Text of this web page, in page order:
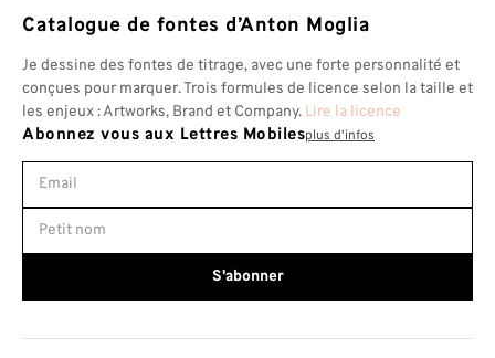
Catalogue de fontes d’Anton Moglia
Je dessine des fontes de titrage, avec une forte personnalité et
conçues pour marquer. Trois formules de licence selon la taille et
les enjeux : Artworks, Brand et Company. Lire la licence
Abonnez vous aux Lettres Mobilesplus d'infos
S'abonner